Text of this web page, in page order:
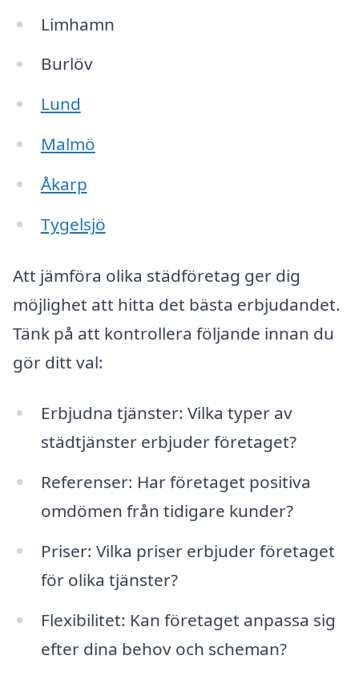
Limhamn
Burlöv
Lund
Malmö
Åkarp
Tygelsjö
Att jämföra olika städföretag ger dig
möjlighet att hitta det bästa erbjudandet.
Tänk på att kontrollera följande innan du
gör ditt val:
Erbjudna tjänster: Vilka typer av
städtjänster erbjuder företaget?
Referenser: Har företaget positiva
omdömen från tidigare kunder?
Priser: Vilka priser erbjuder företaget
för olika tjänster?
Flexibilitet: Kan företaget anpassa sig
efter dina behov och scheman?